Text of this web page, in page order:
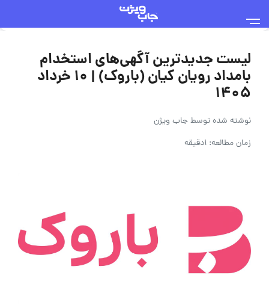
لیست جدیدترین آگهی‌های استخدام
بامداد رویان کیان (باروک) | ۱۰ خرداد
۱۴۰۵
نوشته شده توسطجاب ویژن
زمان مطالعه: 1دقیقه